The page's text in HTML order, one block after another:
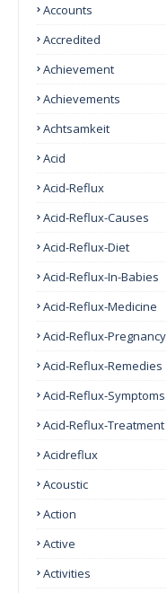
Accounts
Accredited
Achievement
Achievements
Achtsamkeit
Acid
Acid-Reflux
Acid-Reflux-Causes
Acid-Reflux-Diet
Acid-Reflux-In-Babies
Acid-Reflux-Medicine
Acid-Reflux-Pregnancy
Acid-Reflux-Remedies
Acid-Reflux-Symptoms
Acid-Reflux-Treatment
Acidreflux
Acoustic
Action
Active
Activities